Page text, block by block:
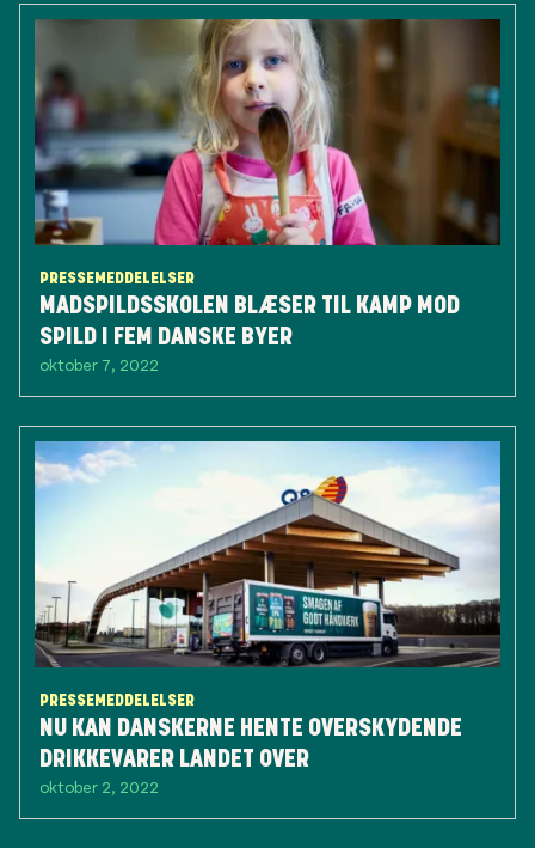
PRESSEMEDDELELSER
MADSPILDSSKOLEN BLÆSER TIL KAMP MOD
SPILD I FEM DANSKE BYER
oktober 7, 2022
PRESSEMEDDELELSER
NU KAN DANSKERNE HENTE OVERSKYDENDE
DRIKKEVARER LANDET OVER
oktober 2, 2022